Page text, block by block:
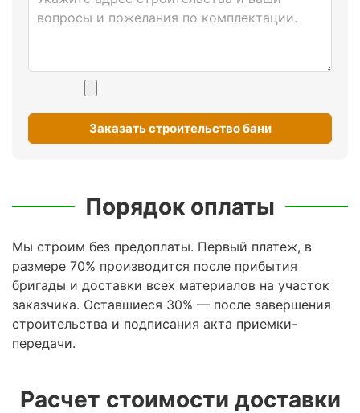
Заказать строительство бани
Порядок оплаты
Мы строим без предоплаты. Первый платеж, в
размере 70% производится после прибытия
бригады и доставки всех материалов на участок
заказчика. Оставшиеся 30% — после завершения
строительства и подписания акта приемки-
передачи.
Расчет стоимости доставки